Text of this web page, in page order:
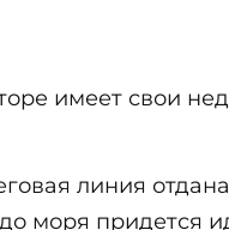
имеет свои
линия
до моря придется